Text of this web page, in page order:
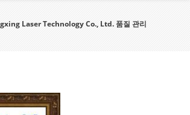
Laser Technology Co., Ltd. 품질 관리